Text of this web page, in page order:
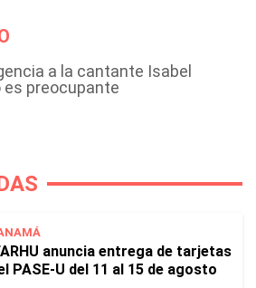
a la cantante Isabel
preocupante
anuncia entrega de tarjetas
PASE-U del 11 al 15 de agosto